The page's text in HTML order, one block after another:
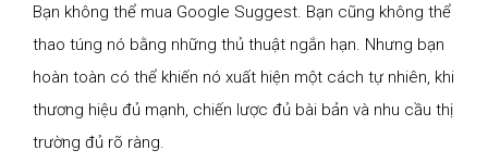
Bạn không thể mua Google Suggest. Bạn cũng không thể
thao túng nó bằng những thủ thuật ngắn hạn. Nhưng bạn
hoàn toàn có thể khiến nó xuất hiện một cách tự nhiên, khi
thương hiệu đủ mạnh, chiến lược đủ bài bản và nhu cầu thị
trường đủ rõ ràng.